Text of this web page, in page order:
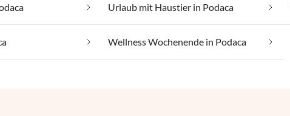
Urlaub mit Haustier in Podaca
Wellness Wochenende in Podaca